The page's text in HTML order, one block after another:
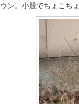
ウン。小股でちょこち